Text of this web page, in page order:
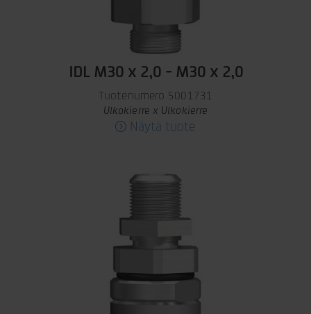
IDL M30 x 2,0 - M30 x 2,0
Tuotenumero 5001731
Ulkokierre x Ulkokierre
Näytä tuote